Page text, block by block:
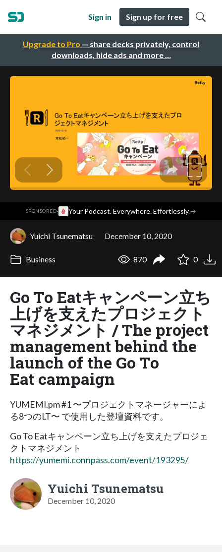
Upgrade to Pro — share decks privately, control
downloads, hide ads and more …
Sign in Sign up for free
SPONSORED· Your Podcast. Everywhere. Effortlessly.→
Yuichi Tsunematsu December 10, 2020
Business 870 0
Go To Eatキャンペーン立ち
上げを支えたプロジェクト
マネジメント / The project
management behind the
launch of the Go To
Eat campaign
YUMEMI.pm #1 〜プロジェクトマネージャーによ
る8つのLT〜 で使用した登壇資料です。
Go To Eatキャンペーン立ち上げを支えたプロジェ
クトマネジメント
https://yumemi.connpass.com/event/193295/
Yuichi Tsunematsu
December 10, 2020